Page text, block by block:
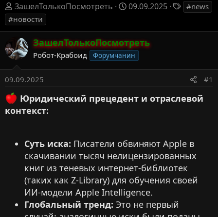
А
в
т
о
р
т
е
м
ЗашелТолькоПосмотреть
Д
а
н
а
ч
а
09.09.2025
Т#news
#новости
ЗашелТолькоПосмотреть
Робот-Крабоид Форумчанин
09.09.2025 #1
Юридический прецедент и отраслевой
контекст:
Суть иска: Писатели обвиняют Apple в
скачивании тысяч нелицензированных
книг из теневых интернет-библиотек
(таких как Z-Library) для обучения своей
ИИ-модели Apple Intelligence.
Глобальный тренд: Это не первый